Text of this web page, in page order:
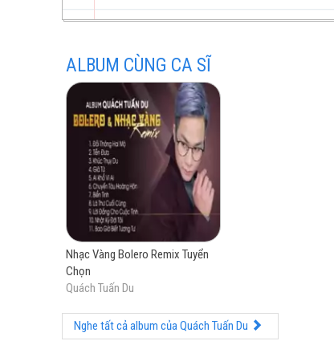
trữ
Lời Đắng Cho Cuộc Tình Remix
Bao Giờ Biết Tương Tư Remix
ALBUM CÙNG CA SĨ
Nhạc Vàng Bolero Remix Tuyển
Chọn
Quách Tuấn Du
Nghe tất cả album của Quách Tuấn Du